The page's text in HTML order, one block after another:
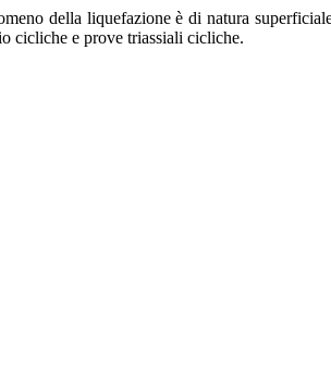
della liquefazione è di natura
cicliche e prove triassiali cicliche.